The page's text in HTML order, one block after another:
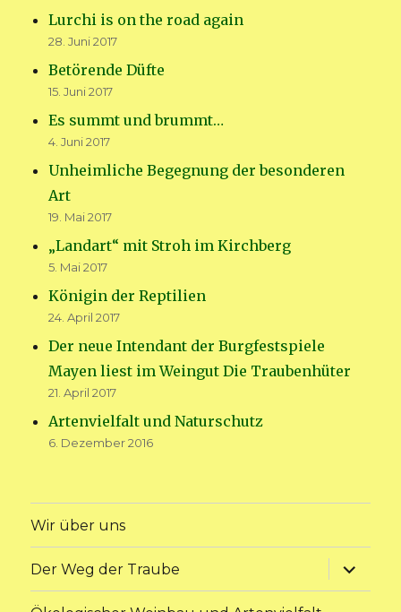
Lurchi is on the road again
28. Juni 2017
Betörende Düfte
15. Juni 2017
Es summt und brummt…
4. Juni 2017
Unheimliche Begegnung der besonderen
Art
19. Mai 2017
„Landart“ mit Stroh im Kirchberg
5. Mai 2017
Königin der Reptilien
24. April 2017
Der neue Intendant der Burgfestspiele
Mayen liest im Weingut Die Traubenhüter
21. April 2017
Artenvielfalt und Naturschutz
6. Dezember 2016
Wir über uns
Der Weg der Traube